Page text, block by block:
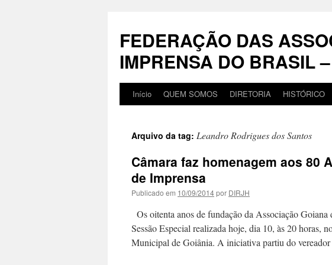
conteúdo
FEDERAÇÃO DAS
IMPRENSA DO BRASIL
Início QUEM SOMOS DIRETORIA HISTÓRICO
Arquivo da tag: Leandro Rodrigues dos Santos
Câmara faz homenagem aos 80
de Imprensa
Publicado em 10/09/2014por DIRJH
Os oitenta anos de fundação da Associação
Sessão Especial realizada hoje, dia 10, às 20 horas,
Municipal de Goiânia. A iniciativa partiu do